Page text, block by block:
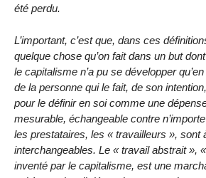
été perdu.
L’important, c’est que, dans ces
quelque chose qu’on fait dans un but
le capitalisme n’a pu se développer
de la personne qui le fait, de son
pour le définir en soi comme une
mesurable, échangeable contre
les prestataires, les « travailleurs », sont
interchangeables. Le « travail abstrait »,
inventé par le capitalisme, est une